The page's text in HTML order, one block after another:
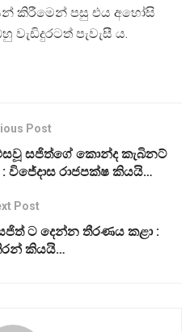
කිරීමෙන් පසු එය අහෝසි
වැඩිදුරටත් පැවැසී ය.
Post
සජිත්ගේ කොන්ද කැබිනට්
විජේදාස රාජපක්ෂ කියයි…
Post
ට දෙන්න තීරණය කළා :
කියයි…